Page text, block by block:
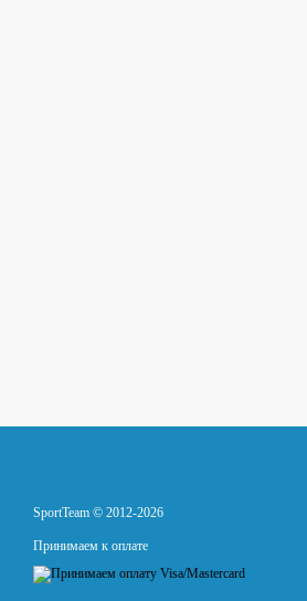
SportTeam © 2012-2026
Принимаем к оплате